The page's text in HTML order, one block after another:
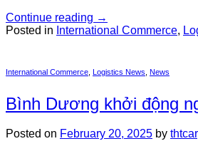
Continue reading →
Posted in International Commerce,
International Commerce Logistics News News
Bình Dương khởi động
Posted on February 20, 2025 by